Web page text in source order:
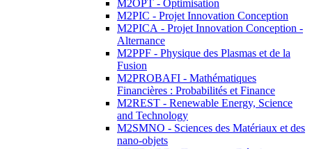
M2OPT - Optimisation
M2PIC - Projet Innovation Conception
M2PICA - Projet Innovation Conception -
Alternance
M2PPF - Physique des Plasmas et de la
Fusion
M2PROBAFI - Mathématiques
Financières : Probabilités et Finance
M2REST - Renewable Energy, Science
and Technology
M2SMNO - Sciences des Matériaux et des
nano-objets